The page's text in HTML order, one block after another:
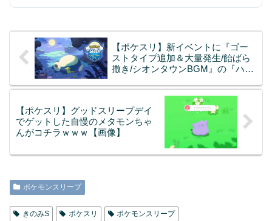
【ポケスリ】新イベントに『ゴー
ストタイプ追加＆大量発生/飴ばら
撒き/シオンタウンBGM』の『ハロ
(。´･ω･)?
【ポケスリ】グッドスリープデイ
でゲットした自慢のメタモンちゃ
んがコチラｗｗｗ【画像】
ポケモンスリープ
きのみS ポケスリ ポケモンスリープ